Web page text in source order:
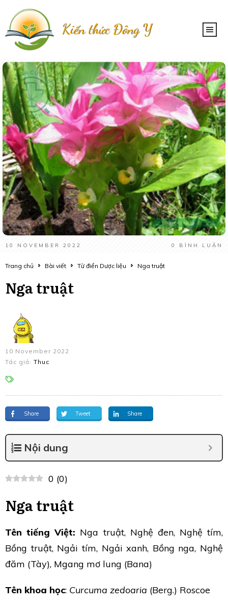
Kiến thức Đông Y
10 NOVEMBER 2022 0 BÌNH LUẬN
Trang chủ Bài viết Từ điển Dược liệu Nga truật
Nga truật
10 November 2022
Tác giả: Thuc
Share Tweet Share
Nội dung
0 (0)
Nga truật
Tên tiếng Việt: Nga truật, Nghệ đen, Nghệ tím,
Bồng truật, Ngải tím, Ngải xanh, Bồng nga, Nghệ
đăm (Tày), Mgang mơ lung (Bana)
Tên khoa học: Curcuma zedoaria (Berg.) Roscoe